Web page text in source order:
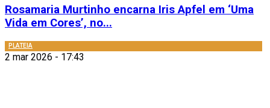
Rosamaria Murtinho encarna Iris Apfel em ‘Uma
Vida em Cores’, no...
PLATEIA
2 mar 2026 - 17:43